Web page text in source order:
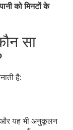
को मिनटों के
सा
है:
और यह भी अनुकूलन